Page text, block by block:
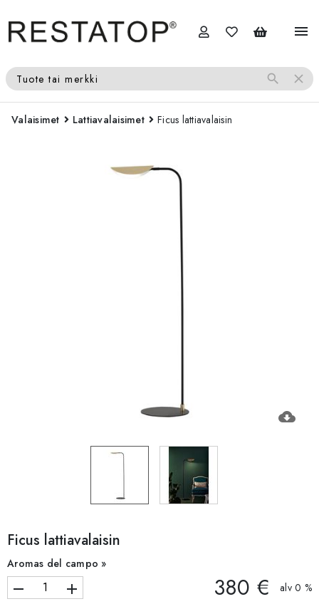
menu
Tuote tai merkki search close
Valaisimet Lattiavalaisimet Ficus lattiavalaisin
cloud_download
Ficus lattiavalaisin
Aromas del campo »
remove add 380 € alv 0 %